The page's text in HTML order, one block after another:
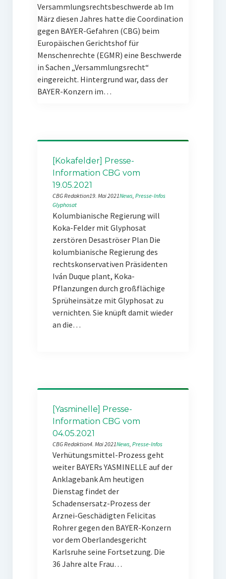
Versammlungsrechtsbeschwerde ab Im
März diesen Jahres hatte die Coordination
gegen BAYER-Gefahren (CBG) beim
Europäischen Gerichtshof für
Menschenrechte (EGMR) eine Beschwerde
in Sachen „Versammlungsrecht“
eingereicht. Hintergrund war, dass der
BAYER-Konzern im…
[Kokafelder] Presse-
Information CBG vom
19.05.2021
CBG Redaktion19. Mai 2021News, Presse-Infos
Glyphosat
Kolumbianische Regierung will
Koka-Felder mit Glyphosat
zerstören Desaströser Plan Die
kolumbianische Regierung des
rechtskonservativen Präsidenten
Iván Duque plant, Koka-
Pflanzungen durch großflächige
Sprüheinsätze mit Glyphosat zu
vernichten. Sie knüpft damit wieder
an die…
[Yasminelle] Presse-
Information CBG vom
04.05.2021
CBG Redaktion4. Mai 2021News, Presse-Infos
Verhütungsmittel-Prozess geht
weiter BAYERs YASMINELLE auf der
Anklagebank Am heutigen
Dienstag findet der
Schadensersatz-Prozess der
Arznei-Geschädigten Felicitas
Rohrer gegen den BAYER-Konzern
vor dem Oberlandesgericht
Karlsruhe seine Fortsetzung. Die
36 Jahre alte Frau…